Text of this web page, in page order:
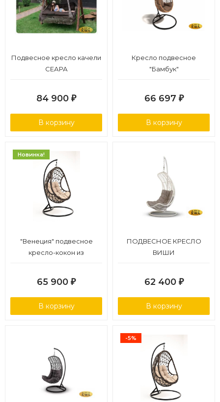
Подвесное кресло качели
СЕАРА
84 900 ₽
В корзину
Кресло подвесное
"Бамбук"
66 697 ₽
В корзину
Новинка!
"Венеция" подвесное
кресло-кокон из
бежевой подушкой
65 900 ₽
В корзину
ПОДВЕСНОЕ КРЕСЛО
ВИШИ
62 400 ₽
В корзину
-5%